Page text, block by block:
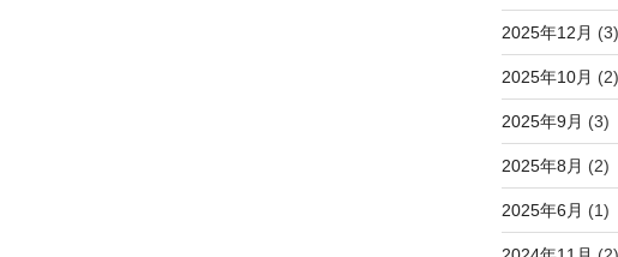
2025年12月 (3)
2025年10月 (2)
2025年9月 (3)
2025年8月 (2)
2025年6月 (1)